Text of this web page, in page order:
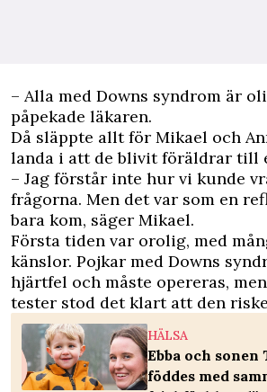
– Alla med Downs syndrom är
påpekade läkaren.
Då släppte allt för Mikael och
landa i att de blivit föräldrar till
– Jag förstår inte hur vi kunde
frågorna. Men det var som en
bara kom, säger Mikael.
Första tiden var orolig, med
känslor. Pojkar med Downs
hjärtfel och måste opereras,
tester stod det klart att den
HÄLSA
Ebba och sonen
föddes med